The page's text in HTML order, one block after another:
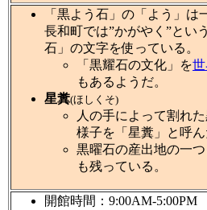
「黒よう石」の「よう」は
長和町では”かがやく”とい
石」の文字を使っている。
「黒耀石の文化」を
もあるようだ。
星糞(ほしくそ)
人の手によって割れ
様子を「星糞」と呼ん
黒曜石の産出地の一
も残っている。
開館時間：9:00AM-5:00PM